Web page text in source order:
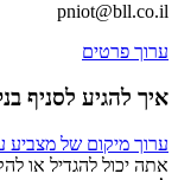
pniot@bll.co.il
ערוך פרטים
איך להגיע לסניף
ערוך מיקום של מצביע
אתה יכול להגדיל או